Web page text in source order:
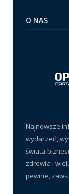
O NAS
Najnowsze
wydarzeń,
świata
zdrowia i
pewnie,